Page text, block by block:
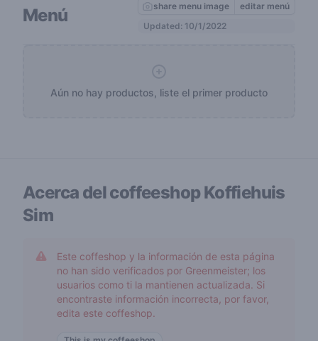
Menú share menu image
editar menú
Updated: 10/1/2022
Aún no hay productos, liste el primer producto
Acerca del coffeeshopKoffiehuis
Sim
Este coffeshop y la información de esta página
no han sido verificados por Greenmeister; los
usuarios como ti la mantienen actualizada. Si
encontraste información incorrecta, por favor,
edita este coffeshop.